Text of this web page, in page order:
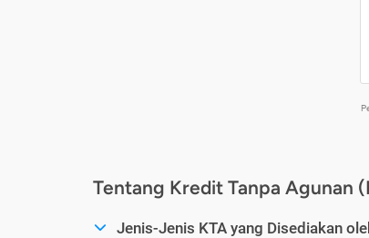
Tentang Kredit Tanpa Agunan
Jenis-Jenis KTA yang Disediakan